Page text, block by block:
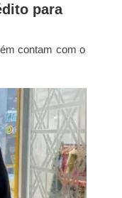
para
contam com o